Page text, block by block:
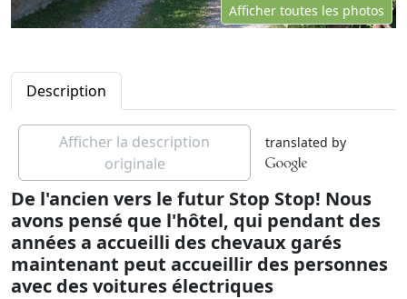
Afficher toutes les photos
Description
Afficher la description
originale
translated by
De l'ancien vers le futur Stop Stop! Nous
avons pensé que l'hôtel, qui pendant des
années a accueilli des chevaux garés
maintenant peut accueillir des personnes
avec des voitures électriques